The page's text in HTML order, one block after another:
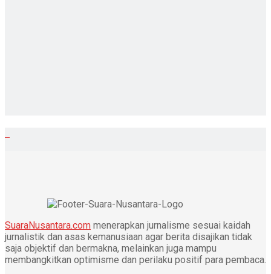
SuaraNusantara.com menerapkan jurnalisme sesuai kaidah
jurnalistik dan asas kemanusiaan agar berita disajikan tidak
saja objektif dan bermakna, melainkan juga mampu
membangkitkan optimisme dan perilaku positif para pembaca.